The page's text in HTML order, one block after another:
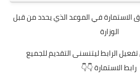
في الموعد الذي يحدد من قبل
الوزارة
الرابط ليتنسنى التقديم للجميع
رابط الاستمارة 👇👇